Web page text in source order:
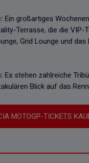
Ein großartiges
Terrasse, die die VIP-
Grid Lounge und das
Es stehen zahlreiche
Blick auf das
MOTOGP-TICKETS